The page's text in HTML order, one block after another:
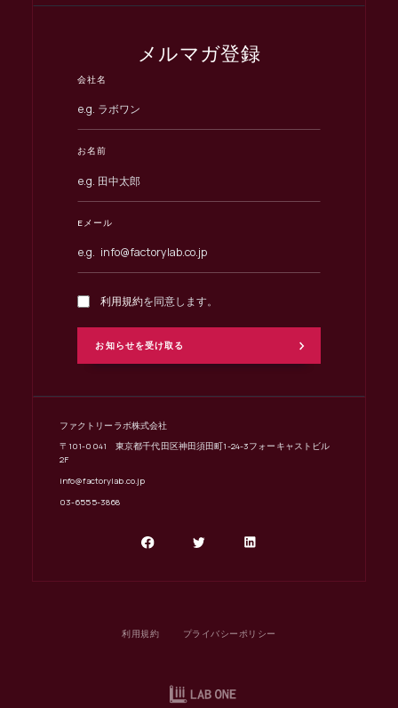
メルマガ登録
会社名
お名前
Eメール
利用規約を同意します。
ファクトリーラボ株式会社
〒101-0041 東京都千代田区神田須田町1-24-3フォーキャストビル
2F
info@factorylab.co.jp
03-6555-3868
利用規約 プライバシーポリシー